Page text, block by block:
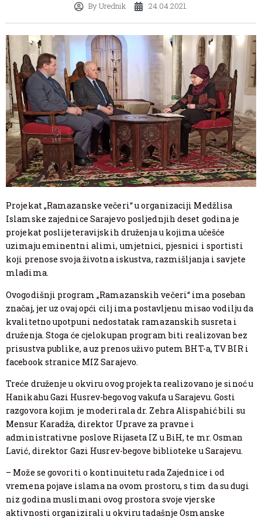
ByUrednik 24.04.2021.
Projekat „Ramazanske večeri“ u organizaciji Medžlisa
Islamske zajednice Sarajevo posljednjih deset godina je
projekat poslijeteravijskih druženja u kojima učešće
uzimaju eminentni alimi, umjetnici, pjesnici i sportisti
koji prenose svoja životna iskustva, razmišljanja i savjete
mladima.
Ovogodišnji program „Ramazanskih večeri“ ima poseban
značaj, jer uz ovaj opći cilj ima postavljenu misao vodilju da
kvalitetno upotpuni nedostatak ramazanskih susreta i
druženja. Stoga će cjelokupan program biti realizovan bez
prisustva publike, a uz prenos uživo putem BHT-a, TV BIR i
facebook stranice MIZ Sarajevo.
Treće druženje u okviru ovog projekta realizovano je sinoć u
Hanikahu Gazi Husrev-begovog vakufa u Sarajevu. Gosti
razgovora kojim je moderirala dr. Zehra Alispahić bili su
Mensur Karadža, direktor Uprave za pravne i
administrativne poslove Rijaseta IZ u BiH, te mr. Osman
Lavić, direktor Gazi Husrev-begove biblioteke u Sarajevu.
– Može se govoriti o kontinuitetu rada Zajednice i od
vremena pojave islama na ovom prostoru, s tim da su dugi
niz godina muslimani ovog prostora svoje vjerske
aktivnosti organizirali u okviru tadašnje Osmanske